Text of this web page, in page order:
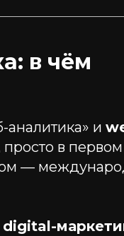
в чём
аналитика» и
в первом
—
digital-